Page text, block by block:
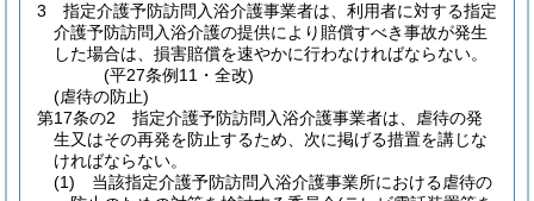
3
指定介護予防訪問入浴介護事業者は、利用者に対する指定
介護予防訪問入浴介護の提供により賠償すべき事故が発生
した場合は、損害賠償を速やかに行わなければならない。
(平27条例11・全改)
(虐待の防止)
第17条の2
指定介護予防訪問入浴介護事業者は、虐待の発
生又はその再発を防止するため、次に掲げる措置を講じな
ければならない。
(1)
当該指定介護予防訪問入浴介護事業所における虐待の